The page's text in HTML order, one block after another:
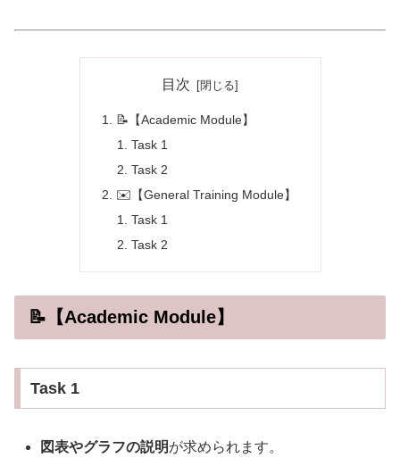
目次
📝【Academic Module】
Task 1
Task 2
✉️【General Training Module】
Task 1
Task 2
📝【Academic Module】
Task 1
図表やグラフの説明が求められます。